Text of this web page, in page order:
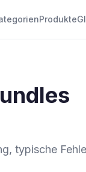
Produkte
typische